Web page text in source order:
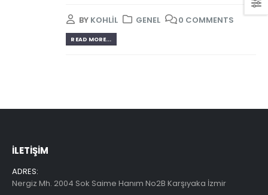
BY KOHLIL GENEL 0 COMMENTS
READ MORE...
İLETIŞIM
ADRES:
Nergiz Mh. 2004 Sok Saime Hanım No2B Karşıyaka İzmir